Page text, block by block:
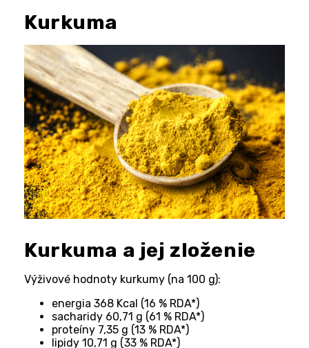
Kurkuma
Kurkuma a jej zloženie
Výživové hodnoty kurkumy (na 100 g):
energia 368 Kcal (16 % RDA*)
sacharidy 60,71 g (61 % RDA*)
proteíny 7,35 g (13 % RDA*)
lipidy 10,71 g (33 % RDA*)